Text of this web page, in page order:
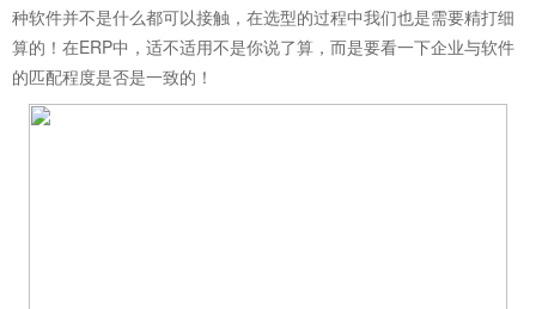
种软件并不是什么都可以接触，在选型的过程中我们也是需要精打细
算的！在ERP中，适不适用不是你说了算，而是要看一下企业与软件
的匹配程度是否是一致的！